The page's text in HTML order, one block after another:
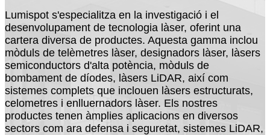
Lumispot s'especialitza en la investigació i el
desenvolupament de tecnologia làser, oferint una
cartera diversa de productes. Aquesta gamma inclou
mòduls de telèmetres làser, designadors làser, làsers
semiconductors d'alta potència, mòduls de
bombament de díodes, làsers LiDAR, així com
sistemes complets que inclouen làsers estructurats,
celometres i enlluernadors làser. Els nostres
productes tenen àmplies aplicacions en diversos
sectors com ara defensa i seguretat, sistemes LiDAR,